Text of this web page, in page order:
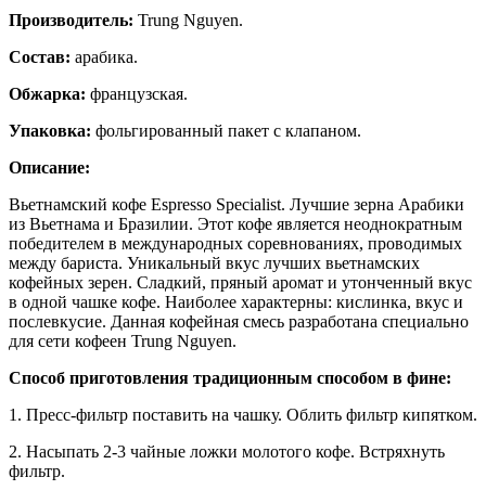
Производитель: Trung Nguyen.
Состав: арабика.
Обжарка: французская.
Упаковка: фольгированный пакет с клапаном.
Описание:
Вьетнамский кофе Espresso Specialist. Лучшие зерна Арабики
из Вьетнама и Бразилии. Этот кофе является неоднократным
победителем в международных соревнованиях, проводимых
между бариста. Уникальный вкус лучших вьетнамских
кофейных зерен. Сладкий, пряный аромат и утонченный вкус
в одной чашке кофе. Наиболее характерны: кислинка, вкус и
послевкусие. Данная кофейная смесь разработана специально
для сети кофеен Trung Nguyen.
Способ приготовления традиционным способом в фине:
1. Пресс-фильтр поставить на чашку. Облить фильтр кипятком.
2. Насыпать 2-3 чайные ложки молотого кофе. Встряхнуть
фильтр.